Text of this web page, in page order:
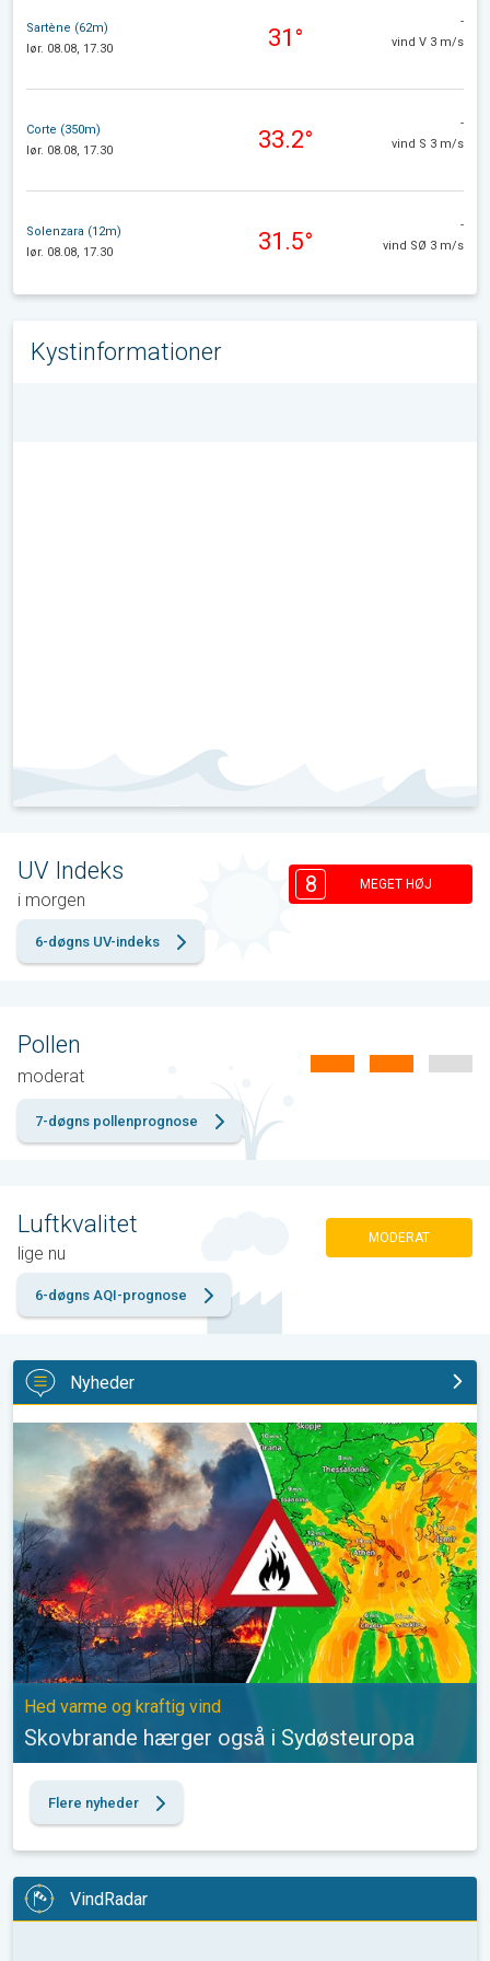
Sartène (62m)
lør. 08.08, 17.30
31°
-
vind V 3 m/s
Corte (350m)
lør. 08.08, 17.30
33.2°
-
vind S 3 m/s
Solenzara (12m)
lør. 08.08, 17.30
31.5°
-
vind SØ 3 m/s
Kystinformationer
UV Indeks
i morgen
8 MEGET HØJ
6-døgns UV-indeks
Pollen
moderat
7-døgns pollenprognose
Luftkvalitet
lige nu
MODERAT
6-døgns AQI-prognose
Nyheder
Skovbrande hærger også i Sydøsteuropa. Hed varme og
Hed varme og kraftig vind
Skovbrande hærger også i Sydøsteuropa
Flere nyheder
VindRadar